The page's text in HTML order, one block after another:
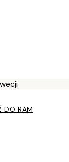
DO RAM